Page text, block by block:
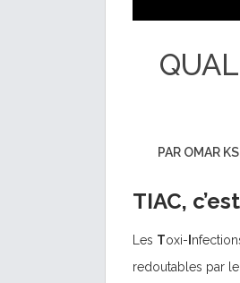
PAROMAR
TIAC,
Les Toxi-
redoutables par